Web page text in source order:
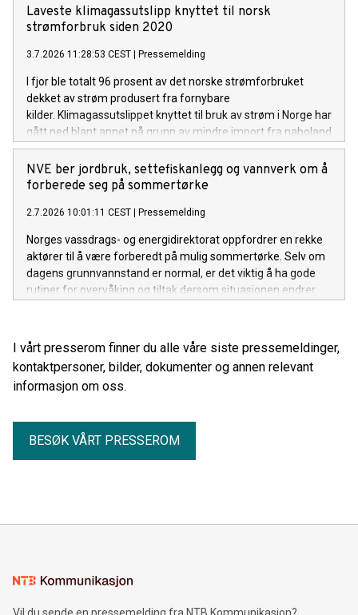
transformatorstasjon.
Laveste klimagassutslipp knyttet til norsk
strømforbruk siden 2020
3.7.2026 11:28:53 CEST Pressemelding
I fjor ble totalt 96 prosent av det norske strømforbruket
dekket av strøm produsert fra fornybare
kilder. Klimagassutslippet knyttet til bruk av strøm i Norge har
gått ned blant annet på grunn av mindre import fra naboland
med høyere andel kraftproduksjon med klimautslipp. Det
viser NVEs klimadeklarasjon for fysisk levert strøm i 2025.
NVE ber jordbruk, settefiskanlegg og vannverk om å
forberede seg på sommertørke
2.7.2026 10:01:11 CEST Pressemelding
Norges vassdrags- og energidirektorat oppfordrer en rekke
aktører til å være forberedt på mulig sommertørke. Selv om
dagens grunnvannstand er normal, er det viktig å ha gode
rutiner for overvåking og tiltak dersom situasjonen endrer
I vårt presserom finner du alle våre siste pressemeldinger,
kontaktpersoner, bilder, dokumenter og annen relevant
informasjon om oss.
BESØK VÅRT PRESSEROM